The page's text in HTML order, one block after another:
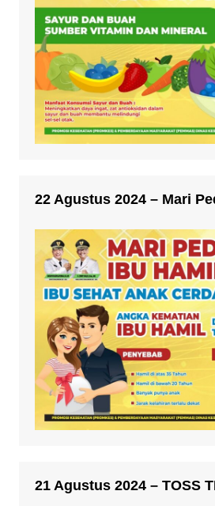
22 Agustus 2024 – Mari
21 Agustus 2024 – TOSS